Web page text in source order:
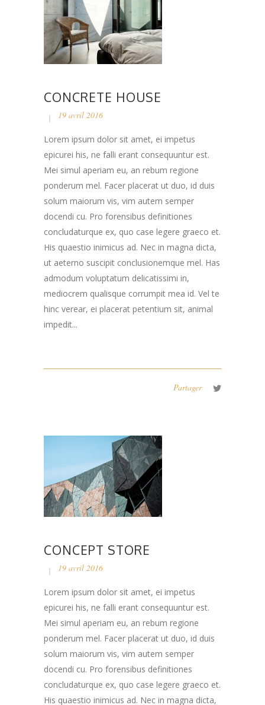
CONCRETE HOUSE
19 avril 2016
Lorem ipsum dolor sit amet, ei impetus
epicurei his, ne falli erant consequuntur est.
Mei simul aperiam eu, an rebum regione
ponderum mel. Facer placerat ut duo, id duis
solum maiorum vis, vim autem semper
docendi cu. Pro forensibus definitiones
concludaturque ex, quo case legere graeco et.
His quaestio inimicus ad. Nec in magna dicta,
ut aeterno suscipit conclusionemque mel. Has
admodum voluptatum delicatissimi in,
mediocrem qualisque corrumpit mea id. Vel te
hinc verear, ei placerat petentium sit, animal
impedit...
Partager
CONCEPT STORE
19 avril 2016
Lorem ipsum dolor sit amet, ei impetus
epicurei his, ne falli erant consequuntur est.
Mei simul aperiam eu, an rebum regione
ponderum mel. Facer placerat ut duo, id duis
solum maiorum vis, vim autem semper
docendi cu. Pro forensibus definitiones
concludaturque ex, quo case legere graeco et.
His quaestio inimicus ad. Nec in magna dicta,